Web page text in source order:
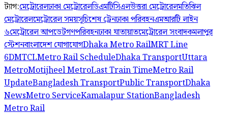
ট্যাগ:মেট্রোরেলঢাকা মেট্রোরেলডিএমটিসিএলউত্তরা মেট্রোরেলমতিঝিল
মেট্রোরেলমেট্রোরেল সময়সূচিশেষ ট্রেনঢাকা পরিবহনএমআরটি লাইন
৬মেট্রোরেল আপডেটগণপরিবহনঢাকা যাতায়াতমেট্রোরেল সংবাদকমলাপুর
স্টেশনবাংলাদেশ যোগাযোগDhaka Metro RailMRT Line
6DMTCLMetro Rail ScheduleDhaka TransportUttara
MetroMotijheel MetroLast Train TimeMetro Rail
UpdateBangladesh TransportPublic TransportDhaka
NewsMetro ServiceKamalapur StationBangladesh
Metro Rail